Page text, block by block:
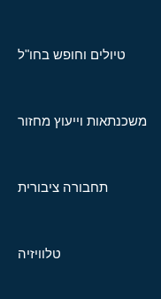
טיולים וחופש בחו"ל
משכנתאות וייעוץ מחזור
תחבורה ציבורית
טלוויזיה